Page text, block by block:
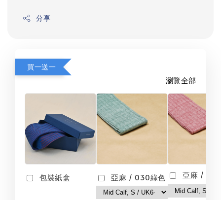
分享
買一送一
瀏覽全部
包裝紙盒 亞麻 / 030綠色 亞麻 /